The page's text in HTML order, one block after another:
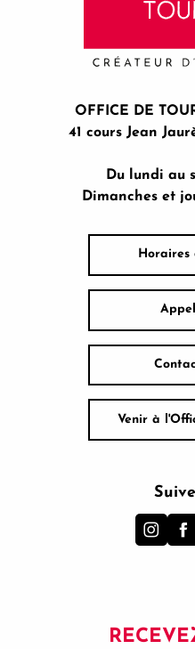
OFFICE DE
41 cours Jean
Du lundi au
Dimanches et
Horaires
Venir à